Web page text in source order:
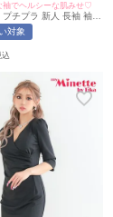
袖でヘルシーな肌みせ♡
プチプラ 新人 長袖 袖あ
シアー レース シアー袖
身長 胸元隠し ウエスト
サイズ対応） |
対象